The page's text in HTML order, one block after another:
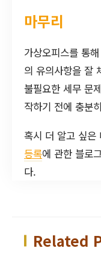
마무리
가상오피스를 통
의 유의사항을 잘
불필요한 세무 문
작하기 전에 충분
혹시 더 알고 싶은
등록에 관한 블로
다.
Related